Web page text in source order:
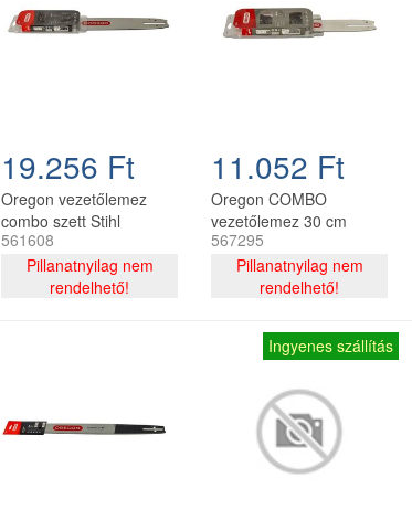
19.256 Ft
Oregon vezetőlemez
combo szett Stihl
láncfűrészhez 325 - 1,6
mm 40 cm 67 szemes
561608
Pillanatnyilag nem
rendelhető!
11.052 Ft
Oregon COMBO
vezetőlemez 30 cm
120SDEA074 + 2 db
91P044E lánc 3/8P 1.3
mm 44 szemes
567295
Pillanatnyilag nem
rendelhető!
Ingyenes szállítás